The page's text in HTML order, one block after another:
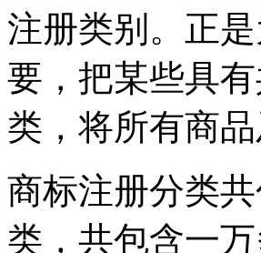
注册类别。正
要，把某些具
类，将所有商
商标注册分类
类，共包含一